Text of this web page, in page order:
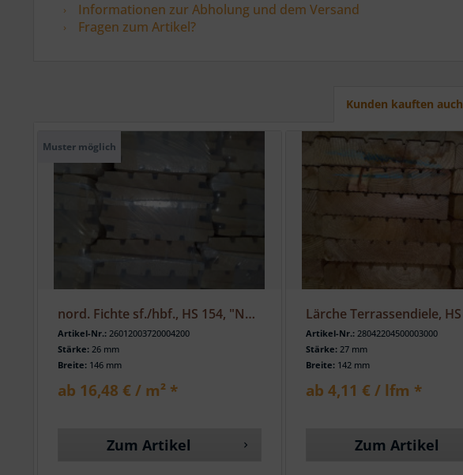
Informationen zur Abholung und dem Versand
Fragen zum Artikel?
Kunden kauften auch
Muster möglich
nord. Fichte sf./hbf., HS 154, "Nordwand", Sichts. gehobelt
Artikel-Nr.: 26012003720004200
Stärke: 26 mm
Breite: 146 mm
ab 16,48 € / m² *
Zum Artikel
Artikel-Nr.: 28042204500003000
Stärke: 27 mm
Breite: 142 mm
ab 4,11 € / lfm *
Zum Artikel